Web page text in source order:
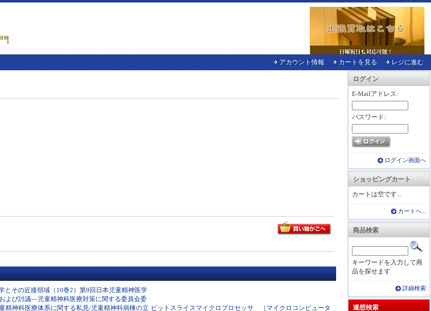
アカウント情報 カートを見る レジに進む
ログイン
E-Mailアドレス:
パスワード:
ログイン画面へ
ショッピングカート
カートは空です...
カートへ...
商品検索
キーワードを入力して商
品を探せます
詳細検索
連想検索
とその近接領域（10巻2）第9回日本児童精神医学
よび討議―児童精神科医療対策に関する委員会委
精神科医療体系に関する私見/児童精神科病棟の立 ビットスライスマイクロプロセッサ （マイクロコンピュータ